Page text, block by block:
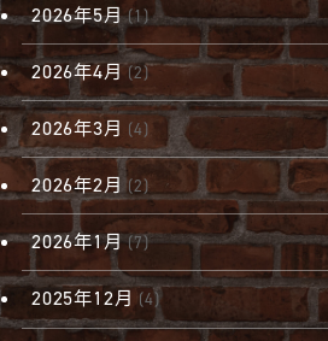
2026年5月(1)
2026年4月(2)
2026年3月 (4)
2026年2月 (2)
2026年1月(7)
2025年12月 (4)